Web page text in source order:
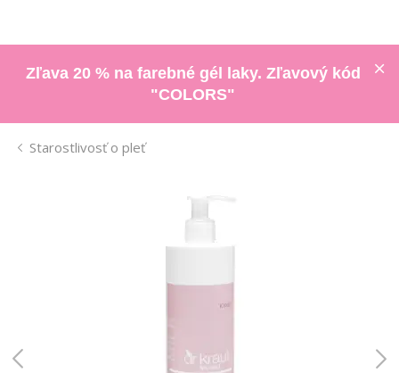
Zľava 20 % na farebné gél laky. Zľavový kód
"COLORS"
Starostlivosť o pleť